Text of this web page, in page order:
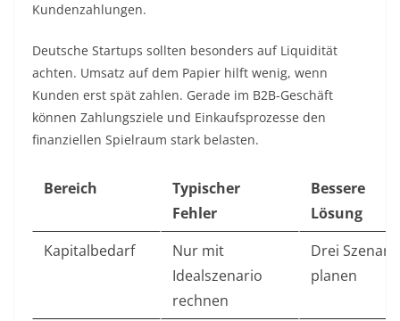
Kundenzahlungen.
Deutsche Startups sollten besonders auf Liquidität
achten. Umsatz auf dem Papier hilft wenig, wenn
Kunden erst spät zahlen. Gerade im B2B-Geschäft
können Zahlungsziele und Einkaufsprozesse den
finanziellen Spielraum stark belasten.
Bereich
Typischer
Fehler
Bessere
Lösung
Kapitalbedarf
Nur mit
Idealszenario
rechnen
Drei
planen